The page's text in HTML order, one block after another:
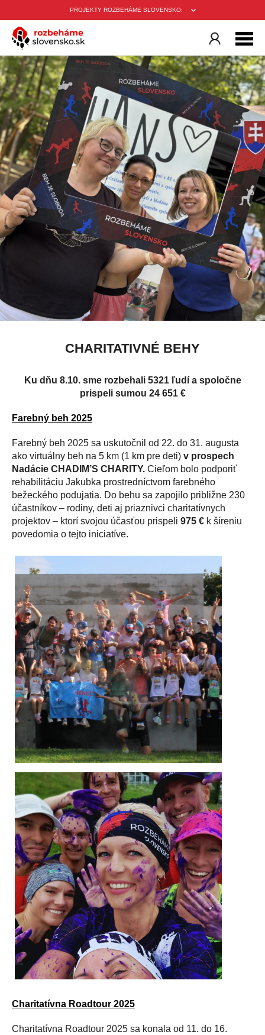
PROJEKTY ROZBEHÁME SLOVENSKO:
CHARITATIVNÉ BEHY
Ku dňu 8.10. sme rozbehali 5321 ľudí a spoločne
prispeli sumou 24 651 €
Farebný beh 2025
Farebný beh 2025 sa uskutočnil od 22. do 31. augusta
ako virtuálny beh na 5 km (1 km pre deti) v prospech
Nadácie CHADIM’S CHARITY. Cieľom bolo podporiť
rehabilitáciu Jakubka prostredníctvom farebného
bežeckého podujatia. Do behu sa zapojilo približne 230
účastníkov – rodiny, deti aj priaznivci charitatívnych
projektov – ktorí svojou účasťou prispeli 975 € k šíreniu
povedomia o tejto iniciatíve.
Charitatívna Roadtour 2025
Charitatívna Roadtour 2025 sa konala od 11. do 16.